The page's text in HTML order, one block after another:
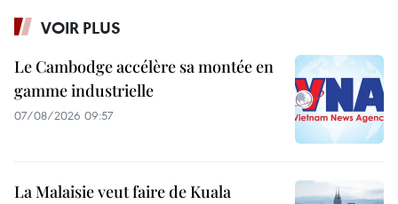
VOIR PLUS
Le Cambodge accélère sa montée en
gamme industrielle
07/08/2026 09:57
La Malaisie veut faire de Kuala